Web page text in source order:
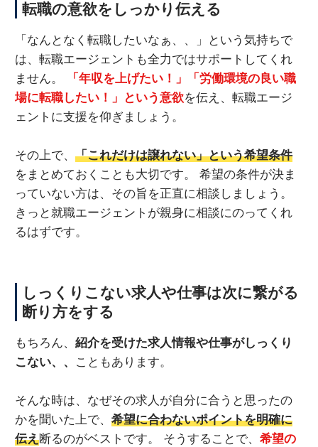
転職の意欲をしっかり伝える
「なんとなく転職したいなぁ、、」という気持ちで
は、転職エージェントも全力ではサポートしてくれ
ません。
「年収を上げたい！」「労働環境の良い職
場に転職したい！」という意欲を伝え、転職エージ
ェントに支援を仰ぎましょう。
その上で、 「これだけは譲れない」という希望条件
をまとめておくことも大切です。 希望の条件が決ま
っていない方は、その旨を正直に相談しましょう。
きっと就職エージェントが親身に相談にのってくれ
るはずです。
しっくりこない求人や仕事は次に繋がる
断り方をする
もちろん、 紹介を受けた求人情報や仕事がしっくり
こない、、
こともあります。
そんな時は、なぜその求人が自分に合うと思ったの
かを聞いた上で、 希望に合わないポイントを明確に
伝え断るのがベストです。 そうすることで、 希望の